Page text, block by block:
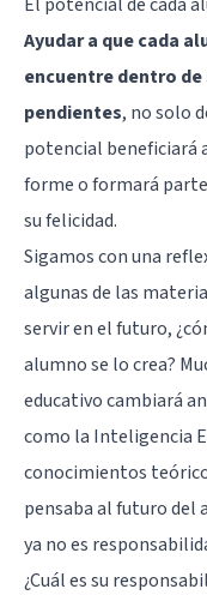
Ayudar a que cada
encuentre dentro de
pendientes, no solo
potencial beneficiará
forme o formará
su felicidad.
Sigamos con una
algunas de las
servir en el futuro,
alumno se lo crea?
educativo cambiará
como la Inteligencia
conocimientos
pensaba al futuro del
ya no es
¿Cuál es su